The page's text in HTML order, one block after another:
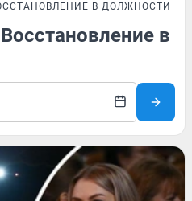
В ДОЛЖНОСТИ
в